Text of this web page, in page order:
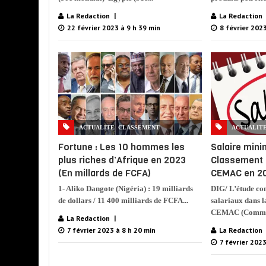
La Redaction
22 février 2023 à 9 h 39 min
La Redaction
8 février
ACTUALITE, CLASSEMENT
Fortune : Les 10 hommes les
plus riches d’Afrique en 2023
(En millards de FCFA)
1- Aliko Dangote (Nigéria) : 19 milliards
de dollars / 11 400 milliards de FCFA...
La Redaction
7 février 2023 à 8 h 20 min
Salaire
Classement
CEMAC en
DIG/ L’étude
salariaux dans
CEMAC
La Redaction
7 février